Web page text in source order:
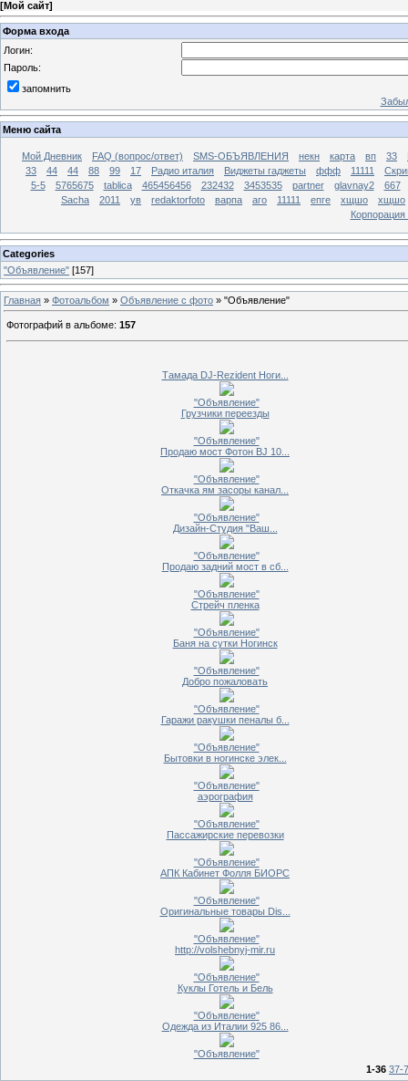
[Мой сайт]
Форма входа
Логин:
Пароль:
запомнить
Меню сайта
Мой Дневник FAQ (вопрос/ответ) SMS-ОБЪЯВЛЕНИЯ некн карта вп 33
33
44 44 88 99 17 Радио италия Виджеты гаджеты ффф 11111
5-5
5765675 tablica 465456456 232432 3453535 partner glavnay2
667
Sacha
2011 ув redaktorfoto варпа аго 11111 епге хщшо
хщшо
Корпорация
Categories
"Объявление" [157]
Главная » Фотоальбом » Объявление с фото » "Объявление"
Фотографий в альбоме: 157
Тамада DJ-Rezident Ноги...
"Объявление"
Грузчики переезды
"Объявление"
Продаю мост Фотон BJ 10...
"Объявление"
Откачка ям засоры канал...
"Объявление"
Дизайн-Студия "Ваш...
"Объявление"
Продаю задний мост в сб...
"Объявление"
Стрейч пленка
"Объявление"
Баня на сутки Ногинск
"Объявление"
Добро пожаловать
"Объявление"
Гаражи ракушки пеналы б...
"Объявление"
Бытовки в ногинске элек...
"Объявление"
аэрография
"Объявление"
Пассажирские перевозки
"Объявление"
АПК Кабинет Фолля БИОРС
"Объявление"
Оригинальные товары Dis...
"Объявление"
http://volshebnyj-mir.ru
"Объявление"
Куклы Готель и Бель
"Объявление"
Одежда из Италии 925 86...
"Объявление"
1-36 37-